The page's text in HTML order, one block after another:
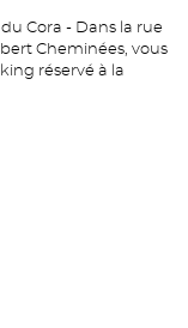
Cora - Dans la rue
Cheminées, vous
réservé à la